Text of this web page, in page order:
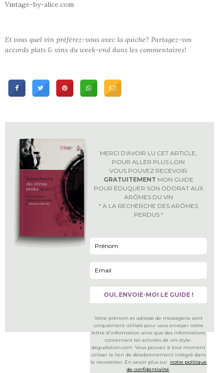
Vintage-by-alice.com
Et vous quel vin préférez-vous avec la quiche? Partagez-vos
accords plats & vins du week-end dans les commentaires!
MERCI D'AVOIR LU CET ARTICLE,
POUR ALLER PLUS LOIN
VOUS POUVEZ RECEVOIR
GRATUITEMENT MON GUIDE
POUR ÉDUQUER SON ODORAT AUX
ARÔMES DU VIN
" A LA RECHERCHE DES ARÔMES
PERDUS "
Votre prénom et adresse de messagerie sont
uniquement utilisés pour vous envoyer notre
lettre d'information ainsi que des informations
concernant les activités de vin-style-
degustation.com. Vous pouvez à tout moment
utiliser le lien de désabonnement intégré dans
la newsletter. En savoir plus sur notre politique
de confidentialité.